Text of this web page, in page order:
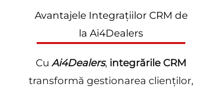
Avantajele Integrațiilor CRM de
la Ai4Dealers
Cu Ai4Dealers, integrările CRM
transformă gestionarea clienților,